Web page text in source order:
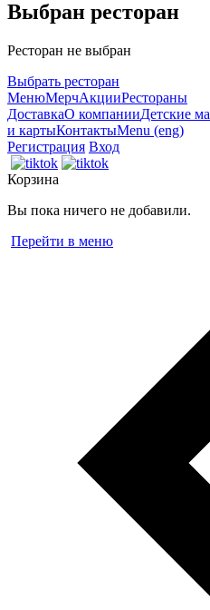
Выбран ресторан
Ресторан не выбран
Выбрать ресторан
МенюМерчАкцииРестораны
ДоставкаО компанииДетские
и картыКонтактыMenu (eng)
Регистрация Вход
Корзина
Вы пока ничего не добавили.
Перейти в меню